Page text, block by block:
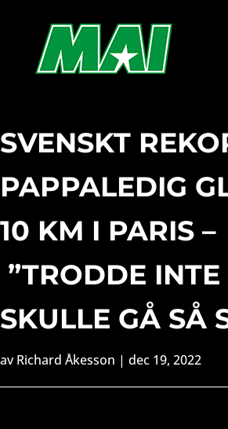
SVENSKT
PAPPALEDIG
10 KM I PARIS –
”TRODDE
SKULLE GÅ SÅ
avRichard Åkesson | dec 19, 2022